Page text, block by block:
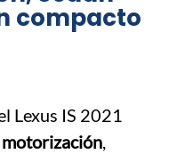
Lexus IS 2021
motorización,